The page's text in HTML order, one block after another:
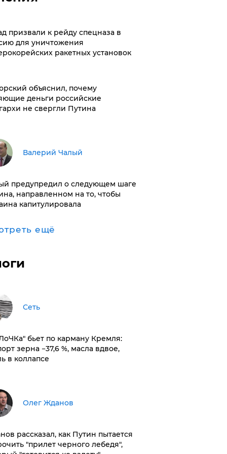
призвали к рейду спецназа в
для уничтожения
ракетных установок
объяснил, почему
деньги российские
не свергли Путина
Валерий Чалый
предупредил о следующем шаге
направленном на то, чтобы
капитулировала
ещё
Сеть
бьет по карману Кремля:
зерна −37,6 %, масла вдвое,
в коллапсе
Олег Жданов
рассказал, как Путин пытается
"прилет черного лебедя",